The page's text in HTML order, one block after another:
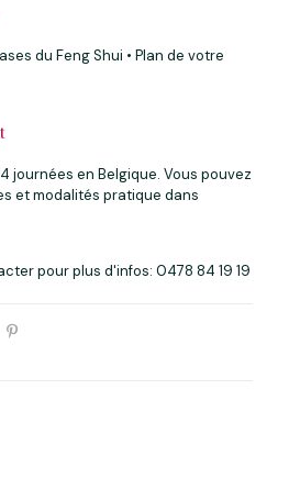
du Feng Shui • Plan de votre
journées en Belgique. Vous pouvez
et modalités pratique dans
pour plus d'infos: 0478 84 19 19